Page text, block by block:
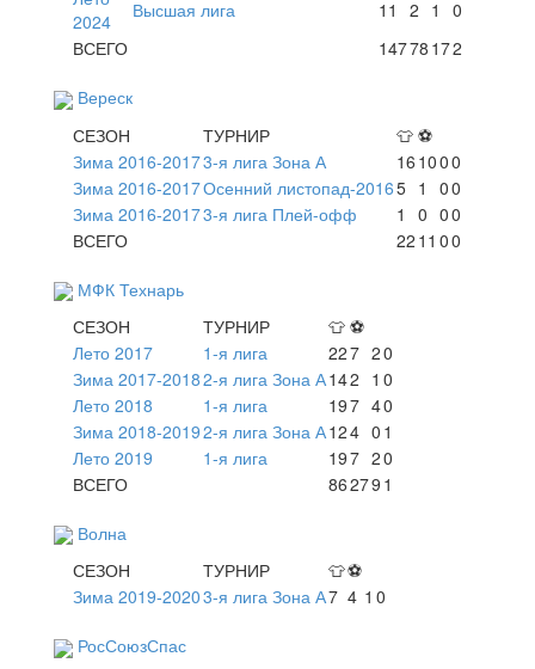
2024
Высшая лига 11 2 1
0
ВСЕГО
14778 172
Вереск
СЕЗОН
ТУРНИР 👕 ⚽
Зима 2016-20173-я лига Зона А 16 1000
Зима 2016-2017Осенний листопад-20165 1 00
Зима 2016-20173-я лига Плей-офф 1 0 00
ВСЕГО
22 11 00
МФК Технарь
СЕЗОН
ТУРНИР 👕 ⚽
Лето 2017
1-я лига 227 20
Зима 2017-20182-я лига Зона А142 1 0
Лето 2018
1-я лига 197 40
Зима 2018-20192-я лига Зона А124 0 1
Лето 2019
1-я лига 197 20
ВСЕГО
86279 1
Волна
СЕЗОН
ТУРНИР 👕⚽
Зима 2019-20203-я лига Зона А7 4 1 0
РосСоюзСпас